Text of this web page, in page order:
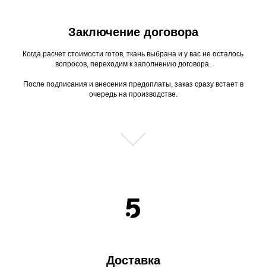
Заключение договора
Когда расчет стоимости готов, ткань выбрана и у вас не осталось
вопросов, переходим к заполнению договора.
После подписания и внесения предоплаты, заказ сразу встает в
очередь на производстве.
Доставка